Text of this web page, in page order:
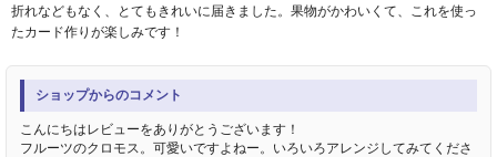
折れなどもなく、とてもきれいに届きました。果物がかわいくて、これを使っ
たカード作りが楽しみです！
ショップからのコメント
こんにちはレビューをありがとうございます！
フルーツのクロモス。可愛いですよねー。いろいろアレンジしてみてくださ